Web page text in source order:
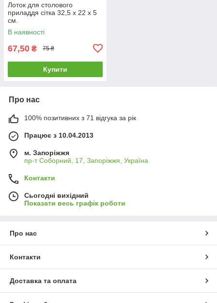
Лоток для столового
приладдя сітка 32,5 х 22 х 5
см.
В наявності
67,50 ₴ 75 ₴
Купити
Про нас
100% позитивних з 71 відгука за рік
Працює з 10.04.2013
м. Запоріжжя
пр-т Соборний, 17, Запоріжжя, Україна
Контакти
Сьогодні вихідний
Показати весь графік роботи
Про нас
Контакти
Доставка та оплата